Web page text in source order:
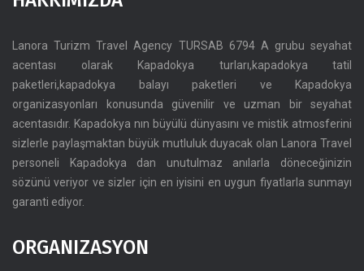
Lanora Turizm Travel Agency TURSAB 6794 A grubu seyahat
acentası olarak Kapadokya turları,kapadokya tatil
paketleri,kapadokya balayı paketleri ve Kapadokya
organizasyonları konusunda güvenilir ve uzman bir seyahat
acentasıdır. Kapadokya nın büyülü dünyasını ve mistik atmosferini
sizlerle paylaşmaktan büyük mutluluk duyacak olan Lanora Travel
personeli Kapadokya dan unutulmaz anılarla döneceğinizin
sözünü veriyor ve sizler için en iyisini en uygun fiyatlarla sunmayı
garanti ediyor.
ORGANIZASYON